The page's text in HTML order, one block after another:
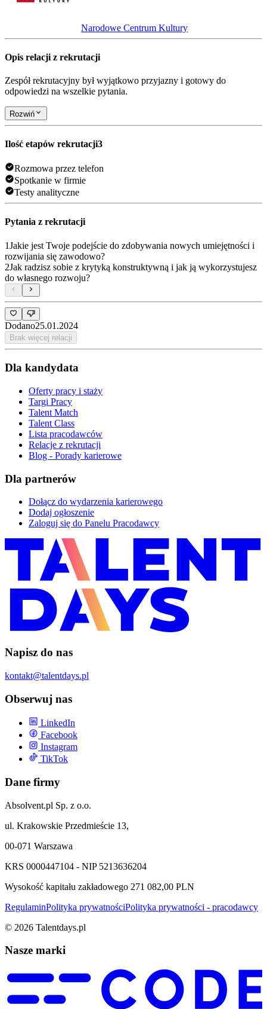
Narodowe Centrum Kultury
Opis relacji z rekrutacji
Zespół rekrutacyjny był wyjątkowo przyjazny i gotowy do
odpowiedzi na wszelkie pytania.
Rozwiń
Ilość etapów rekrutacji3
Rozmowa przez telefon
Spotkanie w firmie
Testy analityczne
Pytania z rekrutacji
1Jakie jest Twoje podejście do zdobywania nowych umiejętności i
rozwijania się zawodowo?
2Jak radzisz sobie z krytyką konstruktywną i jak ją wykorzystujesz
do własnego rozwoju?
Dodano25.01.2024
Brak więcej relacji
Dla kandydata
Oferty pracy i staży
Targi Pracy
Talent Match
Talent Class
Lista pracodawców
Relacje z rekrutacji
Blog - Porady karierowe
Dla partnerów
Dołącz do wydarzenia karierowego
Dodaj ogłoszenie
Zaloguj się do Panelu Pracodawcy
Napisz do nas
kontakt@talentdays.pl
Obserwuj nas
LinkedIn
Facebook
Instagram
TikTok
Dane firmy
Absolvent.pl Sp. z o.o.
ul. Krakowskie Przedmieście 13,
00-071 Warszawa
KRS 0000447104 - NIP 5213636204
Wysokość kapitału zakładowego 271 082,00 PLN
RegulaminPolityka prywatnościPolityka prywatności - pracodawcy
© 2026 Talentdays.pl
Nasze marki